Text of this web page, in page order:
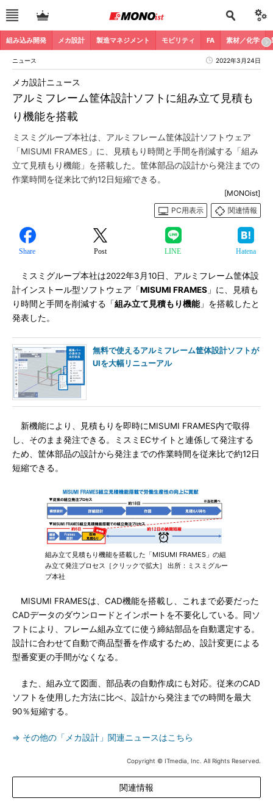
組み込み開発 メカ設計 製造マネジメント モビリティ FA 素材／化学
ニュース 2022年3月24日
アルミフレーム筐体設計ソフトに組み立て見積も
り機能を搭載
メカ設計ニュース
ミスミグループ本社は、アルミフレーム筐体設計ソフトウェア
「MISUMI FRAMES」に、見積もり時間と手間を削減する「組み
立て見積もり機能」を搭載した。筐体部品の設計から発注までの
作業時間を従来比で約12日短縮できる。
[MONOist]
PC用表示
関連情報
Share Post LINE Hatena
ミスミグループ本社は2022年3月10日、アルミフレーム筐体設
計インストール型ソフトウェア「MISUMI FRAMES 」に、見積も
り時間と手間を削減する「組み立て見積もり機能」を搭載したと
発表した。
無料で使えるアルミフレーム筐体設計ソフトが
UIを大幅リニューアル
新機能により、見積もりを即時にMISUMI FRAMES内で取得
し、そのまま発注できる。ミスミECサイトと連係して発注する
ため、筐体部品の設計から発注までの作業時間を従来比で約12日
短縮できる。
組み立て見積もり機能を搭載した「MISUMI FRAMES」の組
み立て発注プロセス［クリックで拡大］ 出所：ミスミグルー
プ本社
MISUMI FRAMESは、CAD機能を搭載し、これまで必要だった
CADデータのダウンロードとインポートを不要化している。同ソ
フトにより、フレーム組み立てに使う締結部品を自動選定する。
設計に合わせて自動で商品型番を作成するため、設計変更による
型番変更の手間がなくなる。
また、組み立て図面、部品表の自動作成にも対応。従来のCAD
ソフトを使用した方法に比べ、設計から発注までの時間を最大
90％短縮する。
⇒ その他の「メカ設計」関連ニュースはこちら
Copyright © ITmedia, Inc. All Rights Reserved.
関連情報